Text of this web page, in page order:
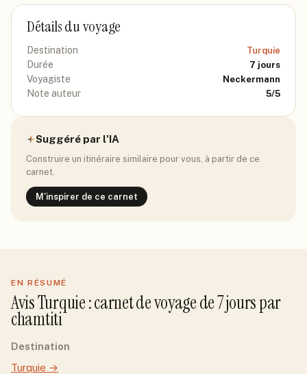
Détails du voyage
Destination Turquie
Durée 7 jours
Voyagiste Neckermann
Note auteur 5/5
Suggéré par l'IA
Construire un itinéraire similaire pour vous, à partir de ce
carnet.
M'inspirer de ce carnet
EN RÉSUMÉ
AvisTurquie: carnet de voyage de7jourspar
chamtiti
Destination
Turquie →